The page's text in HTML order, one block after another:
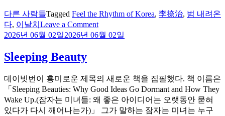
즈
래
다른 사람들Tagged Feel the Rhythm of Korea, 李捺治, 범 내려온
다, 이날치 Leave a Commenton
이
2026년 06월 02일2026년 06월 02일
Sleeping Beauty
데이빗번이 흥미로운 제목의 새로운 책을 집필했다. 책 이름은
「Sleeping Beauties: Why Good Ideas Go Dormant and How They
Wake Up.(잠자는 미녀들: 왜 좋은 아이디어는 오랫동안 묻혀
있다가 다시 깨어나는가)」 그가 말하는 잠자는 미녀는 누구